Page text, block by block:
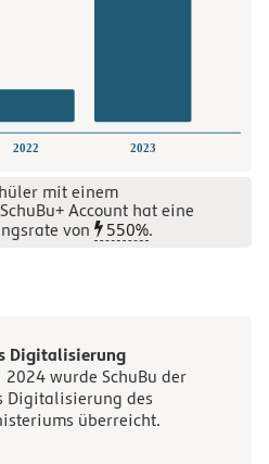
2022 2023
mit einem
Account hat eine
von
550%.
Digitalisierung
2024 wurde SchuBu der
Digitalisierung des
überreicht.